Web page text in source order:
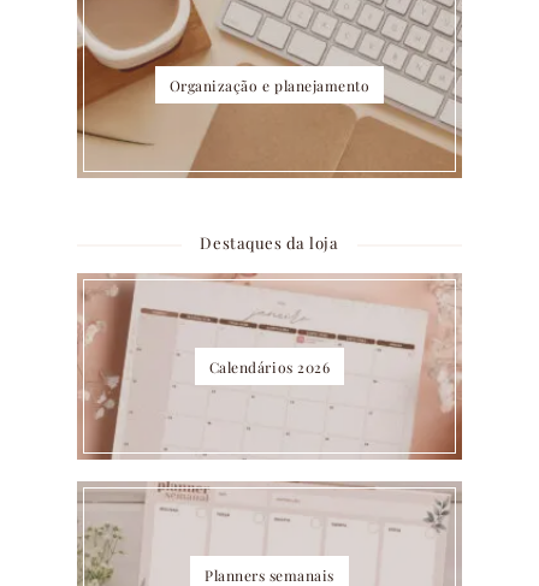
Organização e planejamento
Destaques da loja
Calendários 2026
Planners semanais